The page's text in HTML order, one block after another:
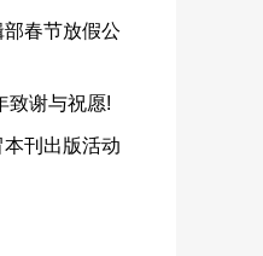
部春节放假公
致谢与祝愿!
刊出版活动